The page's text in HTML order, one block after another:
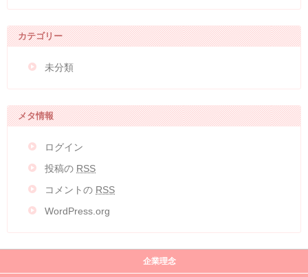
カテゴリー
未分類
メタ情報
ログイン
投稿の RSS
コメントの RSS
WordPress.org
企業理念